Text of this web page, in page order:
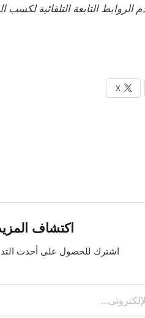
X
اكتشاف
اشترك للحصول على أحدث